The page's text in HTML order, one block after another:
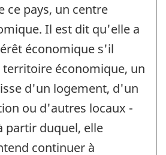
ce pays, un centre
Il est dit qu'elle a
économique s'il
territoire économique, un
d'un logement, d'un
ou d'autres locaux -
partir duquel, elle
continuer à